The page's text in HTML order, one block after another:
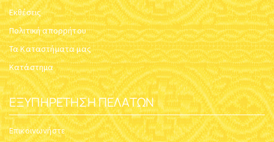
Εκθέσεις
Πολιτική απορρήτου
Τα Καταστήματα μας
Κατάστημα
ΕΞΥΠΗΡΈΤΗΣΗ ΠΕΛΑΤΏΝ
Επικοινωνήστε